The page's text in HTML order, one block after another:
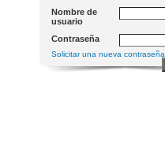
Nombre de
usuario
Contraseña
Solicitar una nueva contraseña